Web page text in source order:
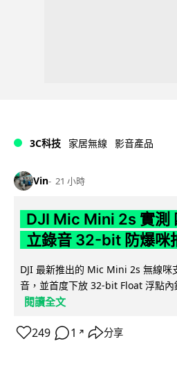
3C科技 家居無線 影音產品
Vin 21 小時
DJI Mic Mini 2s 實測
立錄音 32-bit 防爆咪
DJI 最新推出的 Mic Mini 2s 無線咪
音，並首度下放 32-bit Float 浮點
閱讀全文
249 1 ↗ 分享